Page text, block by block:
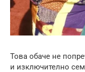
Това обаче не
и изключително